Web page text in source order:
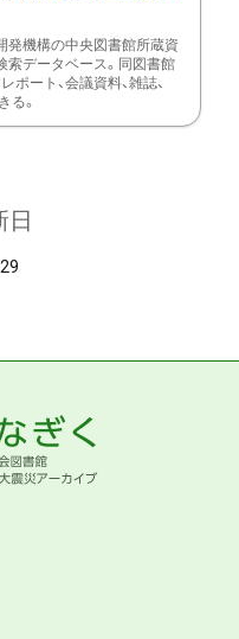
発機構の中央図書館所蔵資
索データベース。同図書館
ポート、会議資料、雑誌、
る。
日